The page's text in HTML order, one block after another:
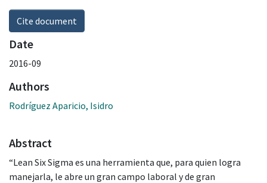
Cite document
Date
2016-09
Authors
Rodríguez Aparicio, Isidro
Abstract
“Lean Six Sigma es una herramienta que, para quien logra
manejarla, le abre un gran campo laboral y de gran